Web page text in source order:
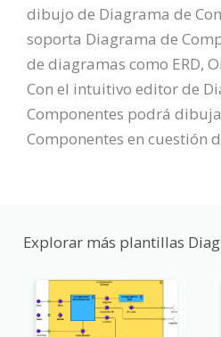
dibujo de Diagrama de
soporta Diagrama de
de diagramas como ERD,
Con el intuitivo editor de
Componentes podrá
Componentes en cuestión
Explorar más plantillas